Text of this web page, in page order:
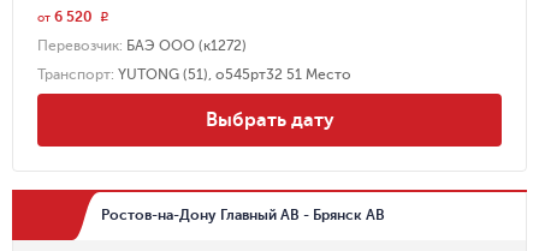
Перевозчик: БАЭ ООО (к1272)
Транспорт: YUTONG (51), о545рт32 51 Место
от 6 520 r
Выбрать дату
Ростов-на-Дону Главный АВ - Брянск АВ